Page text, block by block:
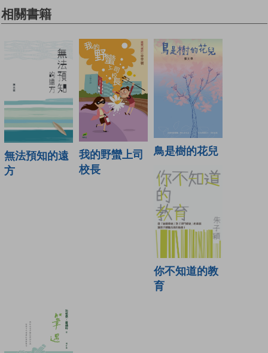
相關書籍
無法預知的遠
方
我的野蠻上司
校長
鳥是樹的花兒
你不知道的教
育